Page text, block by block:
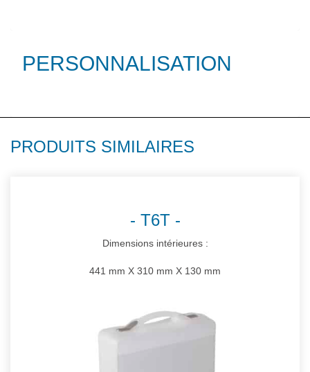
PERSONNALISATION
PRODUITS SIMILAIRES
T6T
Dimensions intérieures :
441 mm X 310 mm X 130 mm